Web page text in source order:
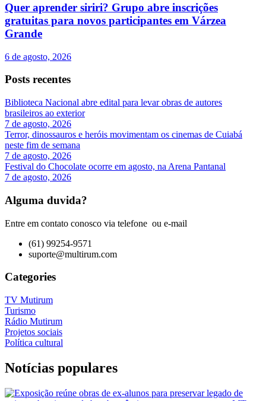
Quer aprender siriri? Grupo abre inscrições
gratuitas para novos participantes em Várzea
Grande
6 de agosto, 2026
Posts recentes
Biblioteca Nacional abre edital para levar obras de autores
brasileiros ao exterior
7 de agosto, 2026
Terror, dinossauros e heróis movimentam os cinemas de Cuiabá
neste fim de semana
7 de agosto, 2026
Festival do Chocolate ocorre em agosto, na Arena Pantanal
7 de agosto, 2026
Alguma duvida?
Entre em contato conosco via telefone ou e-mail
(61) 99254-9571
suporte@multirum.com
Categories
TV Mutirum
Turismo
Rádio Mutirum
Projetos sociais
Política cultural
Notícias populares